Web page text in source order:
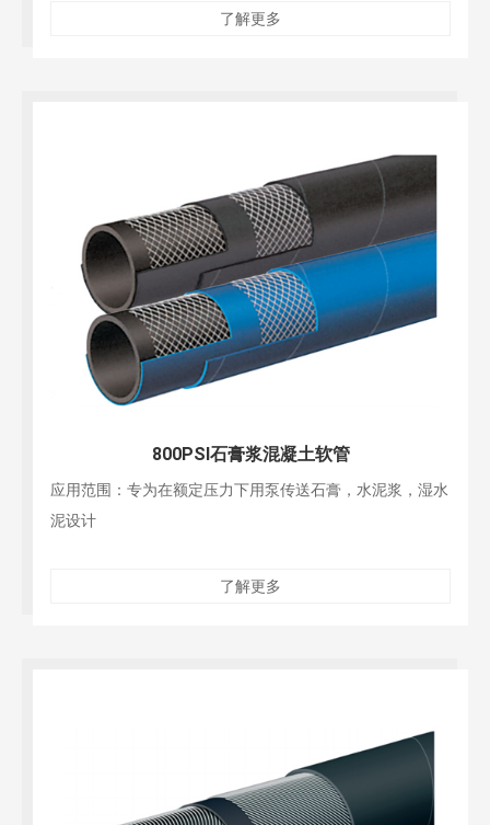
了解更多
800PSI石膏浆混凝土软管
应用范围：专为在额定压力下用泵传送石膏，水泥浆，湿水
泥设计
了解更多